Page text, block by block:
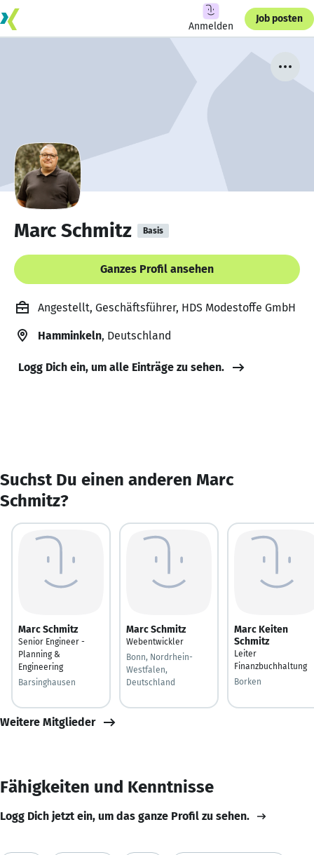
Anmelden
Job posten
Marc Schmitz Basis
Ganzes Profil ansehen
Angestellt, Geschäftsführer, HDS Modestoffe GmbH
Hamminkeln, Deutschland
Logg Dich ein, um alle Einträge zu sehen.
Suchst Du einen anderen Marc
Schmitz?
Marc Schmitz
Senior Engineer -
Planning &
Engineering
Barsinghausen
Marc Schmitz
Webentwickler
Bonn, Nordrhein-
Westfalen,
Deutschland
Marc Keiten
Schmitz
Leiter
Finanzbuchhaltung
Borken
Weitere Mitglieder
Fähigkeiten und Kenntnisse
Logg Dich jetzt ein, um das ganze Profil zu sehen.